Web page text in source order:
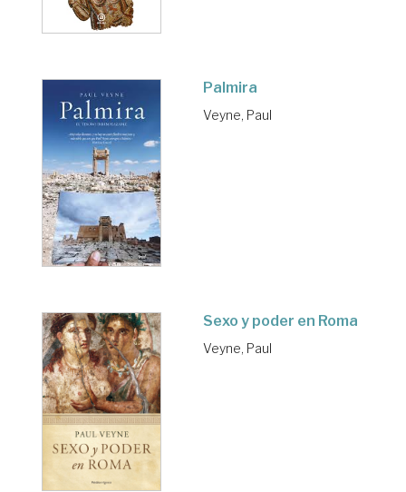
Palmira
Veyne, Paul
Sexo y poder en Roma
Veyne, Paul